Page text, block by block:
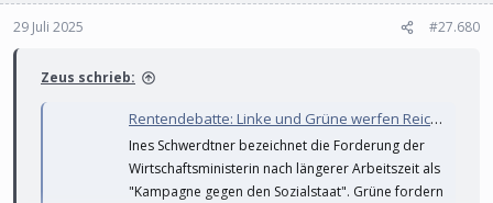
29 Juli 2025 #27.680
Zeus schrieb:
Rentendebatte: Linke und Grüne werfen Reiche Lobbyismus und Untätigkeit vor
Ines Schwerdtner bezeichnet die Forderung der
Wirtschaftsministerin nach längerer Arbeitszeit als
"Kampagne gegen den Sozialstaat". Grüne fordern